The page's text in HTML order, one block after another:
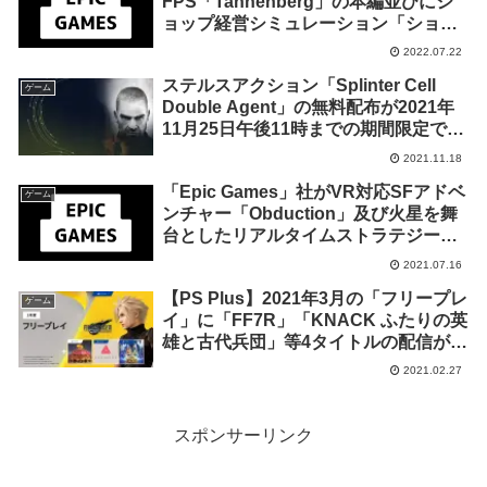
ョップ経営シミュレーション「ショッ
プタイタン」のゲーム内アイテムを来
で無料配布を開始！
2022.07.22
ゲーム
ステルスアクション「Splinter Cell
Double Agent」の無料配布が2021年
11月25日午後11時までの期間限定で実
2021.11.18
ゲーム
「Epic Games」社がVR対応SFアドベ
ンチャー「Obduction」及び火星を舞
台としたリアルタイムストラテジー
「Offworld Trading Company」を来
で無料配布を開始！
2021.07.16
ゲーム
【PS Plus】2021年3月の「フリープレ
イ」に「FF7R」「KNACK ふたりの英
雄と古代兵団」等4タイトルの配信が決
2021.02.27
スポンサーリンク